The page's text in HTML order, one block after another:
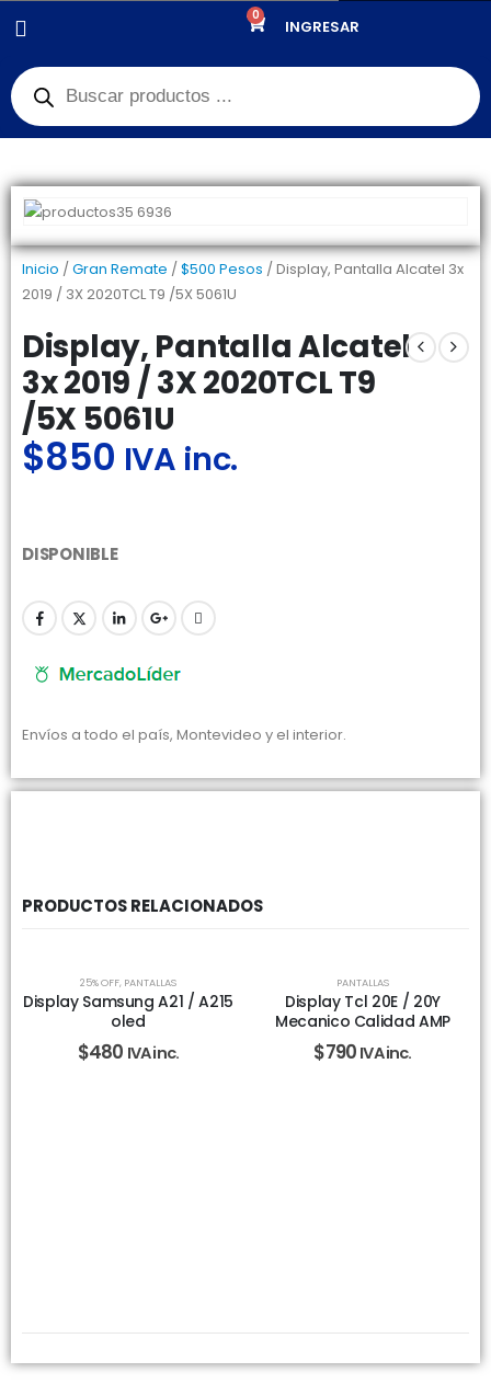
0
INGRESAR
GRAN REMATE, $500 PESOS
Inicio /Gran Remate /$500 Pesos / Display, Pantalla Alcatel 3x
2019 / 3X 2020TCL T9 /5X 5061U
Display, Pantalla Alcatel
3x 2019 / 3X 2020TCL T9
/5X 5061U
$850 IVA inc.
DISPONIBLE
Envíos a todo el país, Montevideo y el interior.
PRODUCTOS RELACIONADOS
25% OFF, PANTALLAS
Display Samsung A21 / A215
oled
$480 IVA inc.
PANTALLAS
Display Tcl 20E / 20Y
Mecanico Calidad AMP
$790 IVA inc.